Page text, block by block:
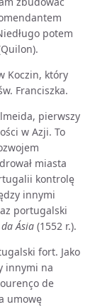
potem
Koczin, który
Franciszka.
pierwszy
w Azji. To
miasta
kontrolę
innymi
portugalski
Ásia (1552 r.).
fort. Jako
innymi na
de
umowę